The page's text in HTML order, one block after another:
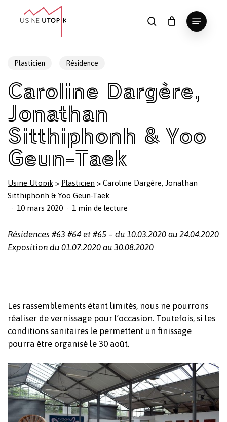
search
Menu
Panier Fermer
le
Plasticien Résidence
Caroline Dargère,
Jonathan
Sitthiphonh & Yoo
Geun-Taek
Usine Utopik > Plasticien > Caroline Dargère, Jonathan
Sitthiphonh & Yoo Geun-Taek
10 mars 2020
1 min de lecture
Résidences #63 #64 et #65 – du 10.03.2020 au 24.04.2020
Exposition du 01.07.2020 au 30.08.2020
Les rassemblements étant limités, nous ne pourrons
réaliser de vernissage pour l’occasion. Toutefois, si les
conditions sanitaires le permettent un finissage
pourra être organisé le 30 août.
Close